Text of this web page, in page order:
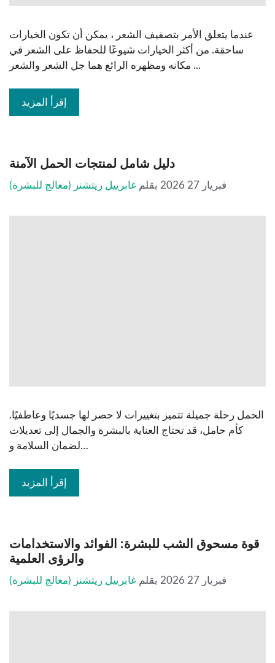
عندما يتعلق الأمر بتصفيف الشعر ، يمكن أن تكون الخيارات
ساحقة. من أكثر الخيارات شيوعًا للحفاظ على الشعر في
مكانه ومظهره الرائع هما جل الشعر والشعر ...
إقرأ المزيد
دليل شامل لمنتجات الحمل الآمنة
فبريار 27 2026 بقلم غابرييل ريتشنز (معالج للبشرة)
الحمل رحلة جميلة تتميز بتغييرات لا حصر لها جسديًا وعاطفيًا.
كأم حامل، قد تحتاج العناية بالبشرة والجمال إلى تعديلات
لضمان السلامة و…
إقرأ المزيد
قوة مسحوق الشب للبشرة: الفوائد والاستخدامات
والرؤى العلمية
فبريار 27 2026 بقلم غابرييل ريتشنز (معالج للبشرة)